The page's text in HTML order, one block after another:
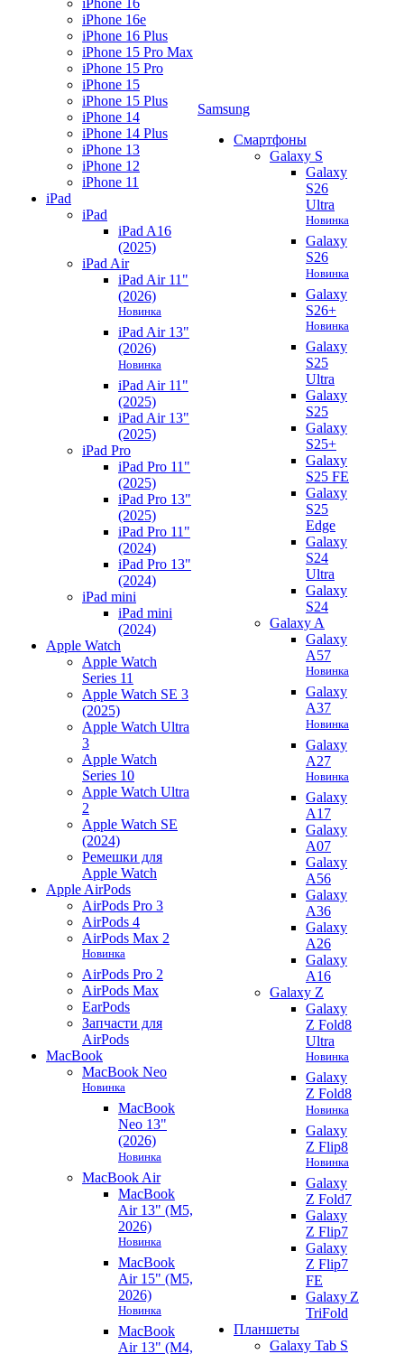
iPhone 16
iPhone 16e
iPhone 16 Plus
iPhone 15 Pro Max
iPhone 15 Pro
iPhone 15
iPhone 15 Plus
iPhone 14
iPhone 14 Plus
iPhone 13
iPhone 12
iPhone 11
iPad
iPad
iPad A16
(2025)
iPad Air
iPad Air 11"
(2026)
Новинка
iPad Air 13"
(2026)
Новинка
iPad Air 11"
(2025)
iPad Air 13"
(2025)
iPad Pro
iPad Pro 11"
(2025)
iPad Pro 13"
(2025)
iPad Pro 11"
(2024)
iPad Pro 13"
(2024)
iPad mini
iPad mini
(2024)
Apple Watch
Apple Watch
Series 11
Apple Watch SE 3
(2025)
Apple Watch Ultra
3
Apple Watch
Series 10
Apple Watch Ultra
2
Apple Watch SE
(2024)
Ремешки для
Apple Watch
Apple AirPods
AirPods Pro 3
AirPods 4
AirPods Max 2
Новинка
AirPods Pro 2
AirPods Max
EarPods
Запчасти для
AirPods
MacBook
MacBook Neo
Новинка
MacBook
Neo 13"
(2026)
Новинка
MacBook Air
MacBook
Air 13" (M5,
2026)
Новинка
MacBook
Air 15" (M5,
2026)
Новинка
MacBook
Air 13" (M4,
Samsung
Смартфоны
Galaxy S
Galaxy
S26
Ultra
Новинка
Galaxy
S26
Новинка
Galaxy
S26+
Новинка
Galaxy
S25
Ultra
Galaxy
S25
Galaxy
S25+
Galaxy
S25 FE
Galaxy
S25
Edge
Galaxy
S24
Ultra
Galaxy
S24
Galaxy A
Galaxy
A57
Новинка
Galaxy
A37
Новинка
Galaxy
A27
Новинка
Galaxy
A17
Galaxy
A07
Galaxy
A56
Galaxy
A36
Galaxy
A26
Galaxy
A16
Galaxy Z
Galaxy
Z Fold8
Ultra
Новинка
Galaxy
Z Fold8
Новинка
Galaxy
Z Flip8
Новинка
Galaxy
Z Fold7
Galaxy
Z Flip7
Galaxy
Z Flip7
FE
Galaxy Z
TriFold
Планшеты
Galaxy Tab S